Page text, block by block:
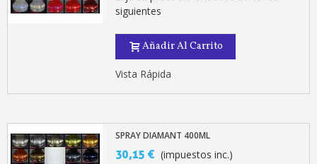
Paga en 4 plazos sin
Gana puntos de
siguientes
Añadir Al Carrito
Vista Rápida
SPRAY DIAMANT 400ML
30,15 € (impuestos inc.)